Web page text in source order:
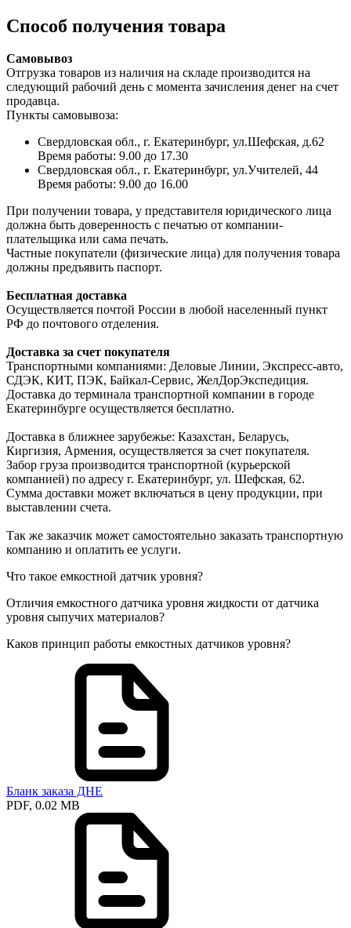
Способ получения товара
Самовывоз
Отгрузка товаров из наличия на складе производится на
следующий рабочий день с момента зачисления денег на счет
продавца.
Пункты самовывоза:
Свердловская обл., г. Екатеринбург, ул.Шефская, д.62
Время работы: 9.00 до 17.30
Свердловская обл., г. Екатеринбург, ул.Учителей, 44
Время работы: 9.00 до 16.00
При получении товара, у представителя юридического лица
должна быть доверенность с печатью от компании-
плательщика или сама печать.
Частные покупатели (физические лица) для получения товара
должны предъявить паспорт.
Бесплатная доставка
Осуществляется почтой России в любой населенный пункт
РФ до почтового отделения.
Доставка за счет покупателя
Транспортными компаниями: Деловые Линии, Экспресс-авто,
СДЭК, КИТ, ПЭК, Байкал-Сервис, ЖелДорЭкспедиция.
Доставка до терминала транспортной компании в городе
Екатеринбурге осуществляется бесплатно.
Доставка в ближнее зарубежье: Казахстан, Беларусь,
Киргизия, Армения, осуществляется за счет покупателя.
Забор груза производится транспортной (курьерской
компанией) по адресу г. Екатеринбург, ул. Шефская, 62.
Сумма доставки может включаться в цену продукции, при
выставлении счета.
Так же заказчик может самостоятельно заказать транспортную
компанию и оплатить ее услуги.
Что такое емкостной датчик уровня?
Отличия емкостного датчика уровня жидкости от датчика
уровня сыпучих материалов?
Каков принцип работы емкостных датчиков уровня?
Бланк заказа ДНЕ
PDF, 0.02 MB